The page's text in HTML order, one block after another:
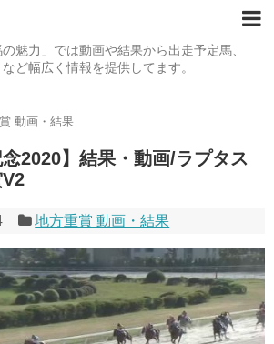
魅力」では動画や結果から出走予定馬、
ど幅広く情報を提供してます。
動画・結果
念2020】結果・動画/ラプタス
地方重賞 動画・結果